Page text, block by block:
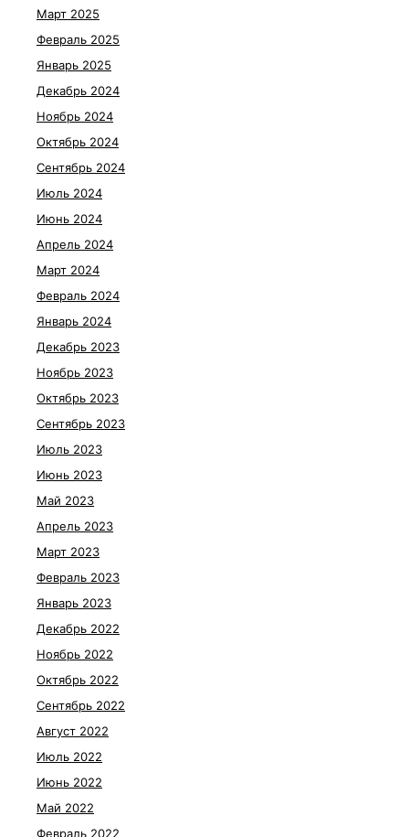
Март 2025
Февраль 2025
Январь 2025
Декабрь 2024
Ноябрь 2024
Октябрь 2024
Сентябрь 2024
Июль 2024
Июнь 2024
Апрель 2024
Март 2024
Февраль 2024
Январь 2024
Декабрь 2023
Ноябрь 2023
Октябрь 2023
Сентябрь 2023
Июль 2023
Июнь 2023
Май 2023
Апрель 2023
Март 2023
Февраль 2023
Январь 2023
Декабрь 2022
Ноябрь 2022
Октябрь 2022
Сентябрь 2022
Август 2022
Июль 2022
Июнь 2022
Май 2022
Февраль 2022